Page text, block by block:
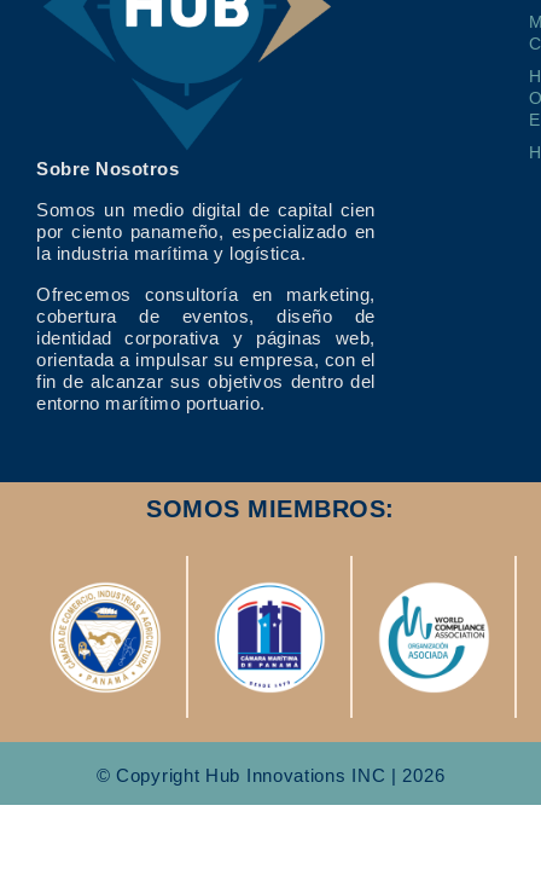
Sobre Nosotros
Somos un medio digital de capital cien
por ciento panameño, especializado en
la industria marítima y logística.
Ofrecemos consultoría en marketing,
cobertura de eventos, diseño de
identidad corporativa y páginas web,
orientada a impulsar su empresa, con el
fin de alcanzar sus objetivos dentro del
entorno marítimo portuario.
SOMOS MIEMBROS:
© Copyright Hub Innovations INC | 2026